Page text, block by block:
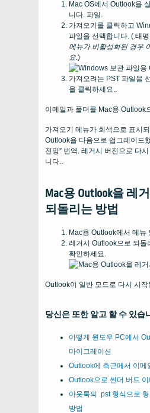
Mac OS에서 Outlook을
니다. 파일.
가져오기를 클릭하고
파일을 선택합니다. (.태
메뉴가 비활성화된 경우
요.)
가져오려는 PST 파일을
을 클릭하세요..
이메일과 폴더를 Mac용 Outlook
가져오기 메뉴가 회색으로 표시
Outlook을 다음으로 업그레이드
전망” 번역. 레거시 버전으로 다
니다..
Mac용 Outlook을 레
되돌리는 방법
Mac용 Outlook에서 메뉴
레거시 Outlook으로 되돌
확인하세요.
Outlook이 일반 모드로 다시 시작
당신은 또한 알고 할 수 있습
어떻게 윈도우 PC에서
마이그레이션
Outlook에 측근에서 이메
Outlook으로 썬더 버드
아웃룩의 .pst 형식으로
방법